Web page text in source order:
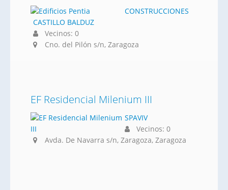
CONSTRUCCIONES
CASTILLO BALDUZ
Vecinos: 0
Cno. del Pilón s/n, Zaragoza
EF Residencial Milenium III
SPAVIV
Vecinos: 0
Avda. De Navarra s/n, Zaragoza, Zaragoza